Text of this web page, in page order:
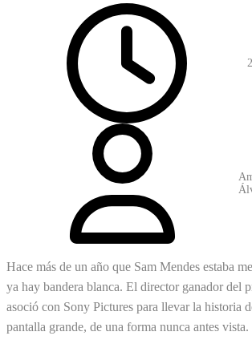
Hace más de un año que Sam Mendes estaba
ya hay bandera blanca. El director ganador del
asoció con Sony Pictures para llevar la historia
pantalla grande, de una forma nunca antes vista.